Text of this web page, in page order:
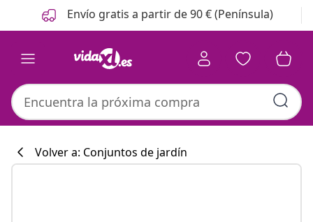
Anterior
Siguiente Envío gratis a partir de 90 € (Península)
Volver a: Conjuntos de jardín